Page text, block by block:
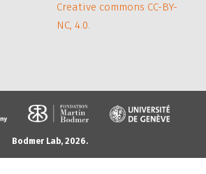
Creative commons CC-BY-
NC, 4.0.
Bodmer Lab, 2026.